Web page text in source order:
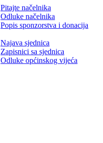
Pitajte načelnika
Odluke načelnika
Popis sponzorstva i donacija
Najava sjednica
Zapisnici sa sjednica
Odluke općinskog vijeća